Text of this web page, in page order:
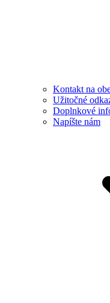
Kontakt na
Užitočné
Doplnkové
Napíšte nám